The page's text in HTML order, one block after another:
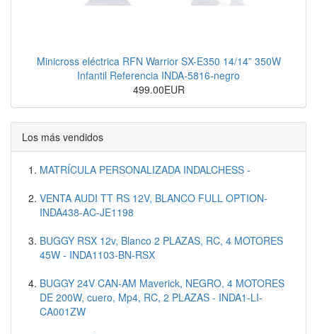
Minicross eléctrica RFN Warrior SX-E350 14/14” 350W
Infantil Referencia INDA-5816-negro
499.00EUR
Los más vendidos
MATRÍCULA PERSONALIZADA INDALCHESS -
VENTA AUDI TT RS 12V, BLANCO FULL OPTION-
INDA438-AC-JE1198
BUGGY RSX 12v, Blanco 2 PLAZAS, RC, 4 MOTORES
45W - INDA1103-BN-RSX
BUGGY 24V CAN-AM Maverick, NEGRO, 4 MOTORES
DE 200W, cuero, Mp4, RC, 2 PLAZAS - INDA1-LI-
CA001ZW